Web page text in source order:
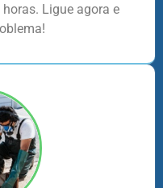
Ligue agora e